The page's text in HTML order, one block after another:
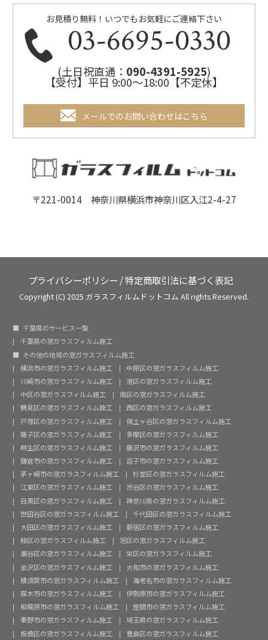
お見積り無料！いつでもお気軽にご連絡下さい
03-6695-0330
(土日祝直通： 090-4391-5925)
【受付】平日 9:00～18:00【不定休】
メールでのお問い合わせはこちら
〒221-0014 神奈川県横浜市神奈川区入江2-4-27
プライバシーポリシー /特定商取引法に基づく表記
Copyright (C) 2025 ガラスフィルムドットコム All rights Reserved.
千葉県のサービス一覧
千葉県の窓ガラスフィルム施工
その他の地域の窓ガラスフィルム施工
横浜市の窓ガラスフィルム施工
中原区の窓ガラスフィルム施工
川崎市の窓ガラスフィルム施工
港区の窓ガラスフィルム施工
中区の窓ガラスフィルム施工
南区の窓ガラスフィルム施工
鶴見区の窓ガラスフィルム施工
西区の窓ガラスフィルム施工
戸塚区の窓ガラスフィルム施工
保土ヶ谷区の窓ガラスフィルム施工
磯子区の窓ガラスフィルム施工
多摩区の窓ガラスフィルム施工
麻生区の窓ガラスフィルム施工
藤沢市の窓ガラスフィルム施工
鎌倉市の窓ガラスフィルム施工
逗子市の窓ガラスフィルム施工
茅ヶ崎市の窓ガラスフィルム施工
杉並区の窓ガラスフィルム施工
江東区の窓ガラスフィルム施工
渋谷区の窓ガラスフィルム施工
目黒区の窓ガラスフィルム施工
神奈川県の窓ガラスフィルム施工
世田谷区の窓ガラスフィルム施工
千代田区の窓ガラスフィルム施工
大田区の窓ガラスフィルム施工
新宿区の窓ガラスフィルム施工
緑区の窓ガラスフィルム施工
旭区の窓ガラスフィルム施工
瀬谷区の窓ガラスフィルム施工
栄区の窓ガラスフィルム施工
金沢区の窓ガラスフィルム施工
大和市の窓ガラスフィルム施工
横須賀市の窓ガラスフィルム施工
海老名市の窓ガラスフィルム施工
厚木市の窓ガラスフィルム施工
伊勢原市の窓ガラスフィルム施工
相模原市の窓ガラスフィルム施工
座間市の窓ガラスフィルム施工
秦野市の窓ガラスフィルム施工
埼玉県の窓ガラスフィルム施工
板橋区の窓ガラスフィルム施工
豊島区の窓ガラスフィルム施工